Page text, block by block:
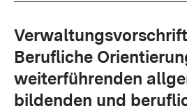
Berufliche
weiterführenden
bildenden und